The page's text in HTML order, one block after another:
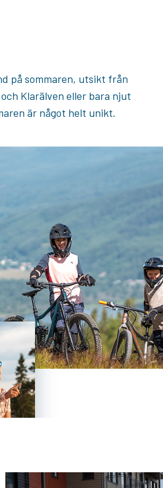
på sommaren, utsikt från
Klarälven eller bara njut
är något helt unikt.